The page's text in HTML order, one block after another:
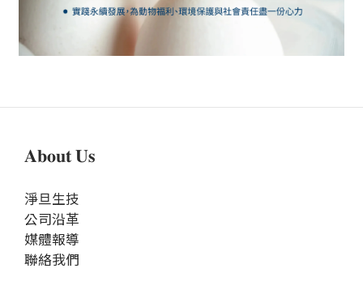
𝐀𝐛𝐨𝐮𝐭 𝐔𝐬
淨旦生技
公司沿革
媒體報導
聯絡我們